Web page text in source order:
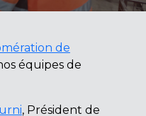
de
équipes de
, Président de